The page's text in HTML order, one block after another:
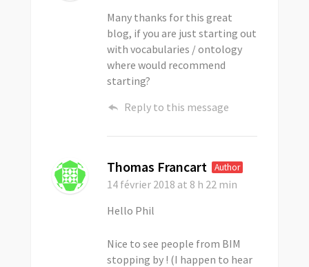
Many thanks for this great
blog, if you are just starting out
with vocabularies / ontology
where would recommend
starting?
Reply to this message
Thomas Francart Author
14 février 2018 at 8 h 22 min
Hello Phil
Nice to see people from BIM
stopping by ! (I happen to hear